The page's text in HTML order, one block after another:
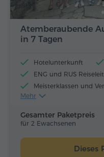
Atemberaubende
in 7 Tagen
Hotelunterkunft
ENG und RUS
Meisterklassen und
Flugtickets
Mehr
Gesamter Paketpreis
für 2 Ewachsenen
Dieses